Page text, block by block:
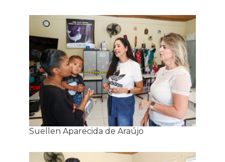
Suellen Aparecida de Araújo